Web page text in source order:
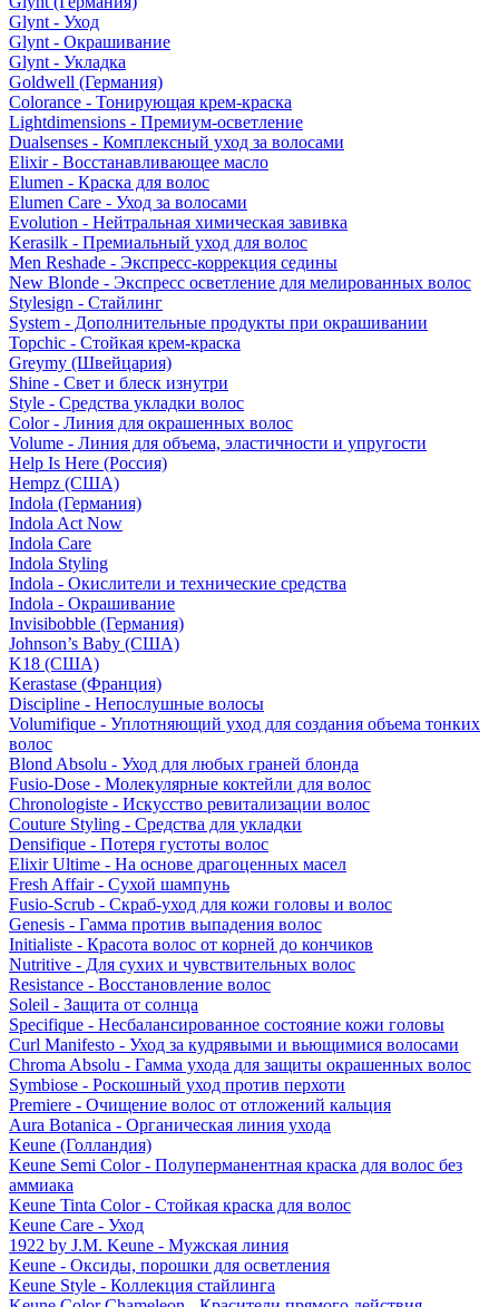
Glynt - Уход
Glynt - Окрашивание
Glynt - Укладка
Goldwell (Германия)
Colorance - Тонирующая крем-краска
Lightdimensions - Премиум-осветление
Dualsenses - Комплексный уход за волосами
Elixir - Восстанавливающее масло
Elumen - Краска для волос
Elumen Care - Уход за волосами
Evolution - Нейтральная химическая завивка
Kerasilk - Премиальный уход для волос
Men Reshade - Экспресс-коррекция седины
New Blonde - Экспресс осветление для мелированных волос
Stylesign - Стайлинг
System - Дополнительные продукты при окрашивании
Topchic - Стойкая крем-краска
Greymy (Швейцария)
Shine - Свет и блеск изнутри
Style - Средства укладки волос
Color - Линия для окрашенных волос
Volume - Линия для объема, эластичности и упругости
Help Is Here (Россия)
Hempz (США)
Indola (Германия)
Indola Act Now
Indola Care
Indola Styling
Indola - Окислители и технические средства
Indola - Окрашивание
Invisibobble (Германия)
Johnson’s Baby (США)
K18 (США)
Kerastase (Франция)
Discipline - Непослушные волосы
Volumifique - Уплотняющий уход для создания объема тонких
волос
Blond Absolu - Уход для любых граней блонда
Fusio-Dose - Молекулярные коктейли для волос
Chronologiste - Искусство ревитализации волос
Couture Styling - Средства для укладки
Densifique - Потеря густоты волос
Elixir Ultime - На основе драгоценных масел
Fresh Affair - Сухой шампунь
Fusio-Scrub - Скраб-уход для кожи головы и волос
Genesis - Гамма против выпадения волос
Initialiste - Красота волос от корней до кончиков
Nutritive - Для сухих и чувствительных волос
Resistance - Восстановление волос
Soleil - Защита от солнца
Specifique - Несбалансированное состояние кожи головы
Curl Manifesto - Уход за кудрявыми и вьющимися волосами
Chroma Absolu - Гамма ухода для защиты окрашенных волос
Symbiose - Роскошный уход против перхоти
Premiere - Очищение волос от отложений кальция
Aura Botanica - Органическая линия ухода
Keune (Голландия)
Keune Semi Color - Полуперманентная краска для волос без
аммиака
Keune Tinta Color - Стойкая краска для волос
Keune Care - Уход
1922 by J.M. Keune - Мужская линия
Keune - Оксиды, порошки для осветления
Keune Style - Коллекция стайлинга